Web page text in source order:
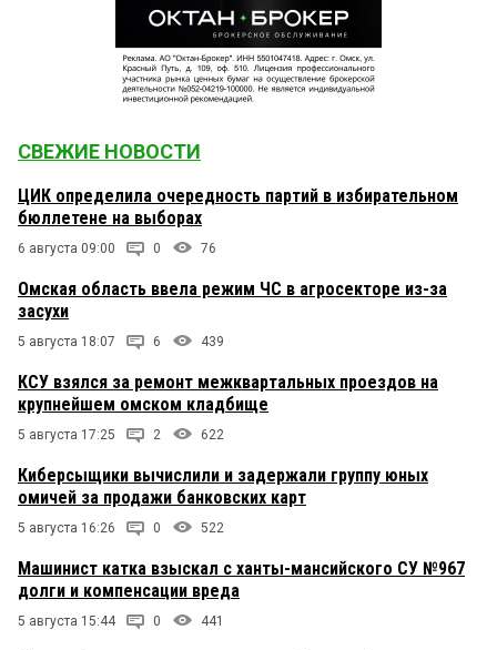
СВЕЖИЕ НОВОСТИ
ЦИК определила очередность партий в избирательном
бюллетене на выборах
6 августа 09:00 0 76
Омская область ввела режим ЧС в агросекторе из-за
засухи
5 августа 18:07 6 439
КСУ взялся за ремонт межквартальных проездов на
крупнейшем омском кладбище
5 августа 17:25 2 622
Киберсыщики вычислили и задержали группу юных
омичей за продажи банковских карт
5 августа 16:26 0 522
Машинист катка взыскал с ханты-мансийского СУ №967
долги и компенсации вреда
5 августа 15:44 0 441